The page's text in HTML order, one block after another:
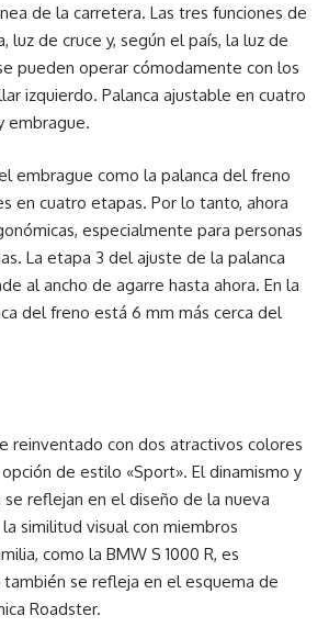
de la carretera. Las tres funciones de
luz de cruce y, según el país, la luz de
pueden operar cómodamente con los
izquierdo. Palanca ajustable en cuatro
embrague.
embrague como la palanca del freno
en cuatro etapas. Por lo tanto, ahora
especialmente para personas
La etapa 3 del ajuste de la palanca
al ancho de agarre hasta ahora. En la
del freno está 6 mm más cerca del
reinventado con dos atractivos colores
de estilo «Sport». El dinamismo y
reflejan en el diseño de la nueva
la similitud visual con miembros
como la BMW S 1000 R, es
se refleja en el esquema de
Roadster.